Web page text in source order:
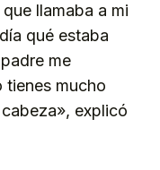
llamaba a mi
qué estaba
me
tienes mucho
explicó